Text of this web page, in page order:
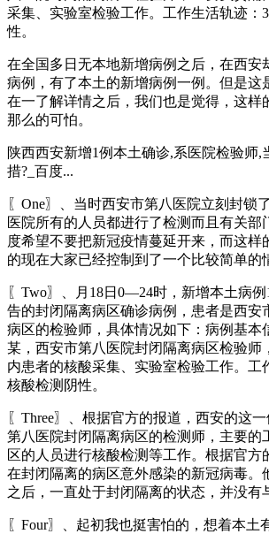
采集、实验室检验工作。工作生活轨迹：
性。
在全国多日无本地新增病例之后，在西安
病例，有了本土的新增病例一例。但是这
在一了解详情之后，我们也是觉得，这样
那么的可怕。
陕西西安新增1例本土确诊,系医院检验师,
措?_百度...
〖One〗、当时西安市第八医院立刻封锁
医院所有的人员都进行了检测而且有关部
度希望不要把新冠疫情蔓延开来，而这样
的现在大家已经控制到了一个比较简单的
〖Two〗、月18日0—24时，新增本土病
告的封闭隔离病区确诊病例，患者是西安
病区的检验师，具体情况如下：病例基本
某，西安市第八医院封闭隔离病区检验师
内患者的核酸采集、实验室检验工作。工
核酸检测阴性。
〖Three〗、根据官方的报道，西安的这
第八医院封闭隔离病区的检测师，主要的
区的人员进行核酸检测等工作。根据官方
在封闭隔离的病区意外感染的新冠病毒。
之后，一直处于封闭隔离的状态，并没有
〖Four〗、起初我也挺害怕的，想着本土